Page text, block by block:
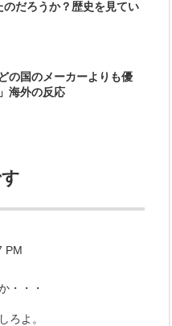
のだろうか？歴史を見てい
の国のメーカーよりも優
海外の反応
PM
・・・
ろよ。